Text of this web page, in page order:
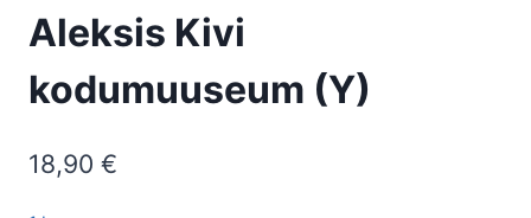
Aleksis Kivi
kodumuuseum (Y)
18,90 €